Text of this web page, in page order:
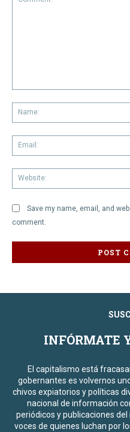
Save my name, email, and
comment.
INFÓRMATE
El capitalismo está
gobernantes es volvernos
chivos expiatorios y políticas
nacional de información
periódicos y publicaciones
voces de quienes luchan por